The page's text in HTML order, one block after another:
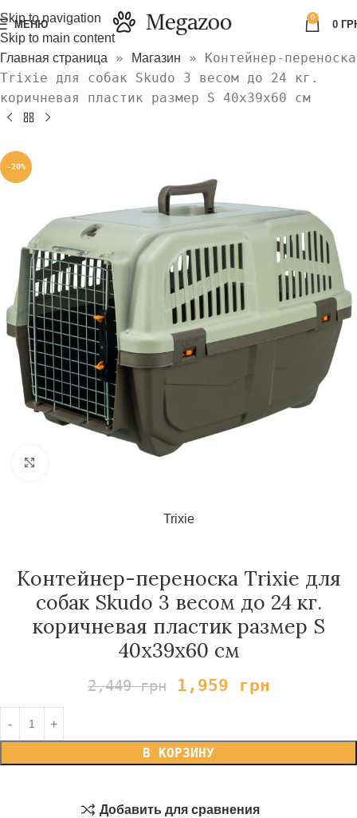
Skip to navigation
Skip to main content
МЕНЮ
0
0
Главная страница » Магазин » Контейнер-переноска
Trixie для собак Skudo 3 весом до 24 кг.
коричневая пластик размер S 40x39x60 см
-20%
Trixie
Контейнер-переноска Trixie для
собак Skudo 3 весом до 24 кг.
коричневая пластик размер S
40x39x60 см
2,449грн 1,959 грн
В КОРЗИНУ
Добавить для сравнения